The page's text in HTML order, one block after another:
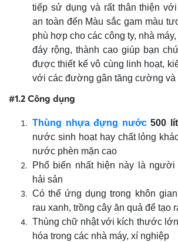
tiếp sử dụng và rất thân thiện
an toàn đến Màu sắc gam màu
phù hợp cho các công ty, nhà
đáy rộng, thành cao giúp bạn
được thiết kế vô cùng linh hoạt,
với các đường gân tăng cường và
#1.2 Công dụng
Thùng nhựa đựng nước500 lít
nước sinh hoạt hay chất lỏng
nước phèn mặn cao
Phổ biến nhất hiện này là người
hải sản
Có thể ứng dụng trong khôn
rau xanh, trồng cây ăn quả để tạo
Thùng chữ nhật với kích thước
hóa trong các nhà máy, xí nghiệp